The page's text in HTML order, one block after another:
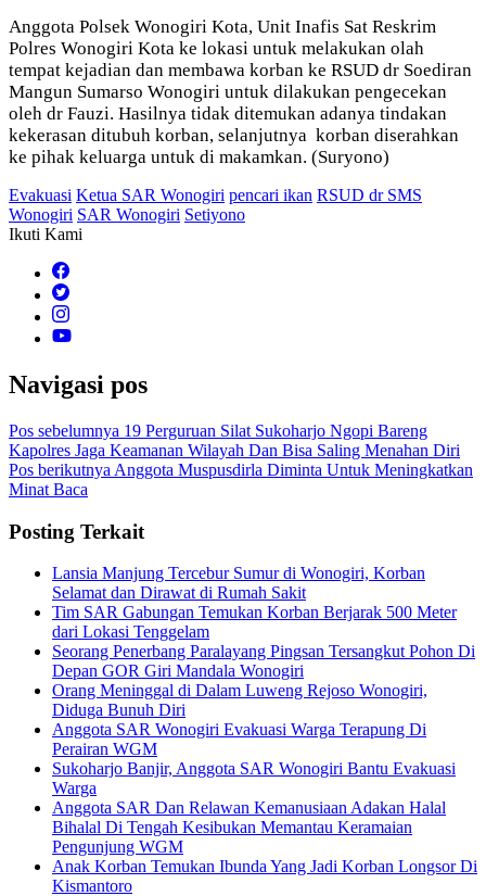
Anggota Polsek Wonogiri Kota, Unit Inafis Sat Reskrim
Polres Wonogiri Kota ke lokasi untuk melakukan olah
tempat kejadian dan membawa korban ke RSUD dr Soediran
Mangun Sumarso Wonogiri untuk dilakukan pengecekan
oleh dr Fauzi. Hasilnya tidak ditemukan adanya tindakan
kekerasan ditubuh korban, selanjutnya korban diserahkan
ke pihak keluarga untuk di makamkan. (Suryono)
Evakuasi Ketua SAR Wonogiri pencari ikan RSUD dr SMS
Wonogiri SAR Wonogiri Setiyono
Ikuti Kami
Navigasi pos
Pos sebelumnya 19 Perguruan Silat Sukoharjo Ngopi Bareng
Kapolres Jaga Keamanan Wilayah Dan Bisa Saling Menahan Diri
Pos berikutnya Anggota Muspusdirla Diminta Untuk Meningkatkan
Minat Baca
Posting Terkait
Lansia Manjung Tercebur Sumur di Wonogiri, Korban
Selamat dan Dirawat di Rumah Sakit
Tim SAR Gabungan Temukan Korban Berjarak 500 Meter
dari Lokasi Tenggelam
Seorang Penerbang Paralayang Pingsan Tersangkut Pohon Di
Depan GOR Giri Mandala Wonogiri
Orang Meninggal di Dalam Luweng Rejoso Wonogiri,
Diduga Bunuh Diri
Anggota SAR Wonogiri Evakuasi Warga Terapung Di
Perairan WGM
Sukoharjo Banjir, Anggota SAR Wonogiri Bantu Evakuasi
Warga
Anggota SAR Dan Relawan Kemanusiaan Adakan Halal
Bihalal Di Tengah Kesibukan Memantau Keramaian
Pengunjung WGM
Anak Korban Temukan Ibunda Yang Jadi Korban Longsor Di
Kismantoro